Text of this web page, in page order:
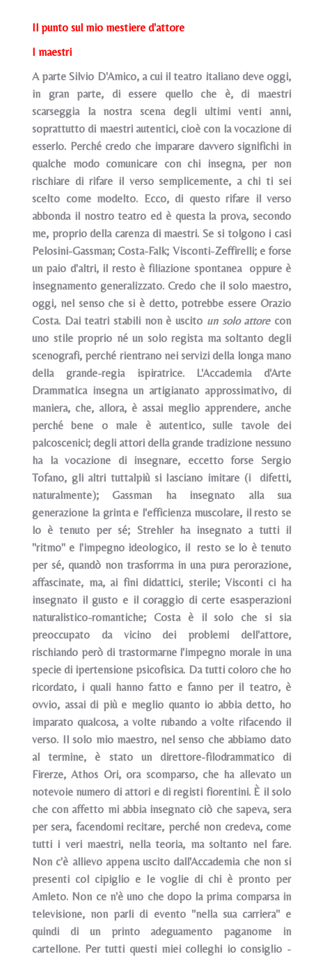
Il punto sul mio mestiere d'attore
I maestri
A parte Silvio D'Amico, a cui il teatro italiano deve oggi,
in gran parte, di essere quello che è, di maestri
scarseggia la nostra scena degli ultimi venti anni,
soprattutto di maestri autentici, cioè con la vocazione di
esserlo. Perché credo che imparare davvero significhi in
qualche modo comunicare con chi insegna, per non
rischiare di rifare il verso semplicemente, a chi ti sei
scelto come modelto. Ecco, di questo rifare il verso
abbonda il nostro teatro ed è questa la prova, secondo
me, proprio della carenza di maestri. Se si tolgono i casi
Pelosini-Gassman; Costa-Falk; Visconti-Zeffirelli; e forse
un paio d'altri, il resto è filiazione spontanea oppure è
insegnamento generalizzato. Credo che il solo maestro,
oggi, nel senso che si è detto, potrebbe essere Orazio
Costa. Dai teatri stabili non è uscito un solo attorecon
uno stile proprio né un solo regista ma soltanto degli
scenografi, perché rientrano nei servizi della longa mano
della grande-regia ispiratrice. L'Accademia d'Arte
Drammatica insegna un artigianato approssimativo, di
maniera, che, allora, è assai meglio apprendere, anche
perché bene o male è autentico, sulle tavole dei
palcoscenici; degli attori della grande tradizione nessuno
ha la vocazione di insegnare, eccetto forse Sergio
Tofano, gli altri tuttalpiù si Iasciano imitare (i difetti,
naturalmente); Gassman ha insegnato alla sua
generazione la grinta e l'efficienza muscolare, il resto se
lo è tenuto per sé; Strehler ha insegnato a tutti il
"ritmo" e l'impegno ideologico, il resto se lo è tenuto
per sé, quandò non trasforrma in una pura perorazione,
affascinate, ma, ai fini didattici, sterile; Visconti ci ha
insegnato il gusto e il coraggio di certe esasperazioni
naturalistico-romantiche; Costa è il solo che si sia
preoccupato da vicino dei problemi dell'attore,
rischiando però di trastormarne l'impegno morale in una
specie di ipertensione psicofisica. Da tutti coloro che ho
ricordato, i quali hanno fatto e fanno per il teatro, è
ovvio, assai di più e meglio quanto io abbia detto, ho
imparato qualcosa, a volte rubando a volte rifacendo il
verso. Il solo mio maestro, nel senso che abbiamo dato
al termine, è stato un direttore-filodrammatico di
Firerze, Athos Ori, ora scomparso, che ha allevato un
notevoie numero di attori e di registi fiorentini. È il solo
che con affetto mi abbia insegnato ciò che sapeva, sera
per sera, facendomi recitare, perché non credeva, come
tutti i veri maestri, nella teoria, ma soltanto nel fare.
Non c'è allievo appena uscito dall'Accademia che non si
presenti col cipiglio e Ie voglie di chi è pronto per
Amleto. Non ce n'è uno che dopo la prima comparsa in
televisione, non parli di evento "nella sua carriera" e
quindi di un printo adeguamento paganome in
cartellone. Per tutti questi miei colleghi io consiglio -